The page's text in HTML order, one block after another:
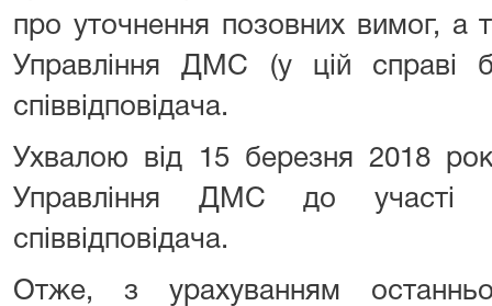
про уточнення позовних вимог, а
Управління ДМС (у цій справі
співвідповідача.
Ухвалою від 15 березня 2018
Управління ДМС до участі
співвідповідача.
Отже, з урахуванням